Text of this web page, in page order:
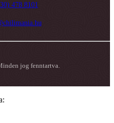
478 8101
jog fenntartva.